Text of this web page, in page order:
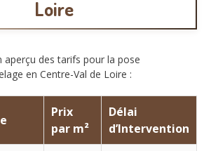
Loire
aperçu des tarifs pour la pose
en Centre-Val de Loire :
Prix
par m²
Délai
d’Intervention